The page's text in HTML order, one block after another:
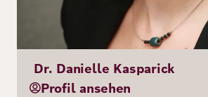
Dr. Danielle Kasparick
Profil ansehen